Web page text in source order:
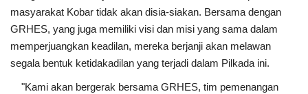
masyarakat Kobar tidak akan disia-siakan. Bersama dengan
GRHES, yang juga memiliki visi dan misi yang sama dalam
memperjuangkan keadilan, mereka berjanji akan melawan
segala bentuk ketidakadilan yang terjadi dalam Pilkada ini.
"Kami akan bergerak bersama GRHES, tim pemenangan